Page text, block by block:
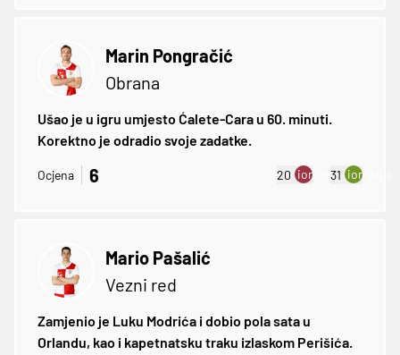
Marin Pongračić
Obrana
Ušao je u igru umjesto Ćalete-Cara u 60. minuti.
Korektno je odradio svoje zadatke.
Ocjena 6 20 ion:minus
31 ion:plus
Mario Pašalić
Vezni red
Zamjenio je Luku Modrića i dobio pola sata u
Orlandu, kao i kapetnatsku traku izlaskom Perišića.